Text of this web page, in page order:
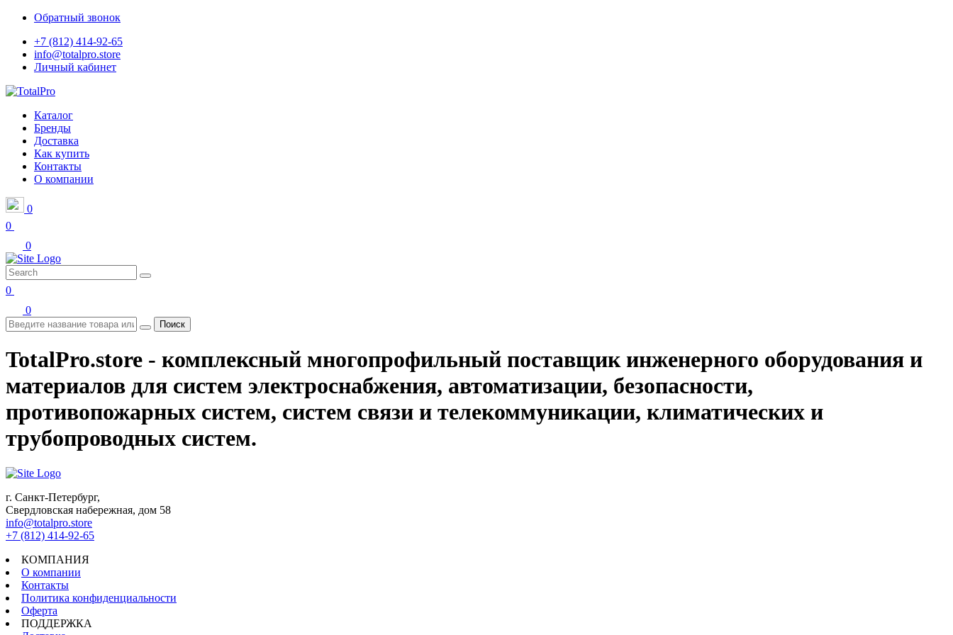
Обратный звонок
+7 (812) 414-92-65
info@totalpro.store
Личный кабинет
Каталог
Бренды
Доставка
Как купить
Контакты
О компании
0
0
0
0
0
Поиск
TotalPro.store - комплексный многопрофильный поставщик инженерного оборудования и
материалов для систем электроснабжения, автоматизации, безопасности,
противопожарных систем, систем связи и телекоммуникации, климатических и
трубопроводных систем.
г. Санкт-Петербург,
Свердловская набережная, дом 58
info@totalpro.store
+7 (812) 414-92-65
КОМПАНИЯ
О компании
Контакты
Политика конфиденциальности
Оферта
ПОДДЕРЖКА